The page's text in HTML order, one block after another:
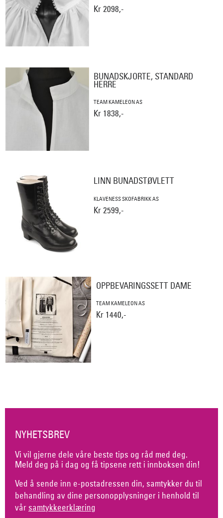
Kr 2098,-
BUNADSKJORTE, STANDARD
HERRE
TEAM KAMELEON AS
Kr 1838,-
LINN BUNADSTØVLETT
KLAVENESS SKOFABRIKK AS
Kr 2599,-
OPPBEVARINGSSETT DAME
TEAM KAMELEON AS
Kr 1440,-
NYHETSBREV
Vi vil gjerne dele våre beste tips og råd med deg.
Meld deg på i dag og få tipsene rett i innboksen din!
Ved å sende inn e-postadressen din, samtykker du til
behandling av dine personopplysninger i henhold til
vår samtykkeerklæring